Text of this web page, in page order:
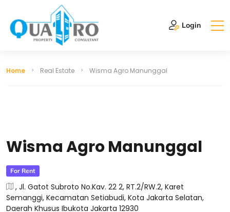
Login
Home Real Estate Wisma Agro Manunggal
Wisma Agro Manunggal
For Rent
, Jl. Gatot Subroto No.Kav. 22 2, RT.2/RW.2, Karet
Semanggi, Kecamatan Setiabudi, Kota Jakarta Selatan,
Daerah Khusus Ibukota Jakarta 12930